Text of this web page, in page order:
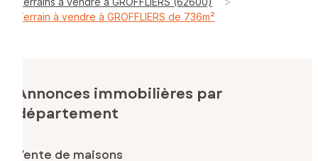
Terrain à vendre à GROFFLIERS de 736m²
Annonces immobilières par
département
Vente de maisons